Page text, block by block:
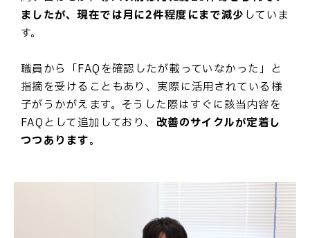
ましたが、現在では月に2件程度にまで減少 していま
す。
職員から「FAQを確認したが載っていなかった」と
指摘を受けることもあり、実際に活用されている様
子がうかがえます。そうした際はすぐに該当内容を
FAQとして追加しており、 改善のサイクルが定着し
つつあります。